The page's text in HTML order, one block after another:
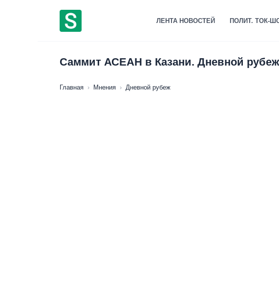
ЛЕНТА НОВОСТЕЙ ПОЛИТ. ТОК-
Саммит АСЕАН в Казани. Дневной рубеж
Главная › Мнения › Дневной рубеж